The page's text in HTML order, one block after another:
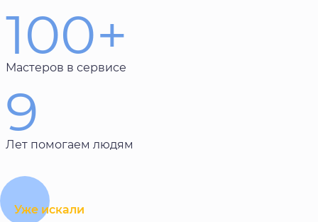
100+
Мастеров в сервисе
9
Лет помогаем людям
Уже искали